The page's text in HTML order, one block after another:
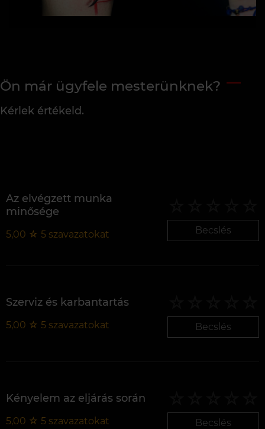
Ön már ügyfele mesterünknek?
Kérlek értékeld.
Az elvégzett munka
minősége
5,00 ☆ 5 szavazatokat Becslés
Szerviz és karbantartás
5,00 ☆ 5 szavazatokat Becslés
Kényelem az eljárás során
5,00 ☆ 5 szavazatokat Becslés